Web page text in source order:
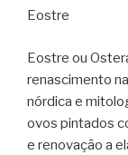
Eostre
Eostre ou
renascimento
nórdica e
ovos pintados
e renovação a